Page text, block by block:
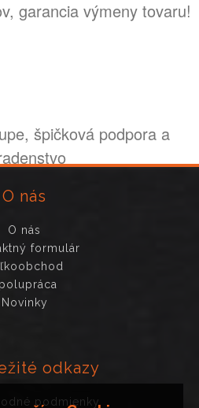
garancia výmeny tovaru!
špičková podpora a
O nás
O nás
formulár
Novinky
odkazy
podmienky